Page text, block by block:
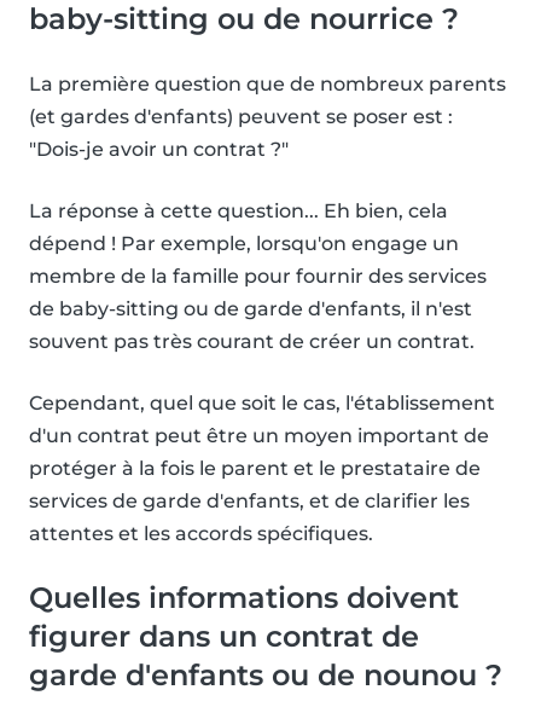
baby-sitting ou de nourrice ?
La première question que de nombreux parents
(et gardes d'enfants) peuvent se poser est :
"Dois-je avoir un contrat ?"
La réponse à cette question... Eh bien, cela
dépend ! Par exemple, lorsqu'on engage un
membre de la famille pour fournir des services
de baby-sitting ou de garde d'enfants, il n'est
souvent pas très courant de créer un contrat.
Cependant, quel que soit le cas, l'établissement
d'un contrat peut être un moyen important de
protéger à la fois le parent et le prestataire de
services de garde d'enfants, et de clarifier les
attentes et les accords spécifiques.
Quelles informations doivent
figurer dans un contrat de
garde d'enfants ou de nounou ?